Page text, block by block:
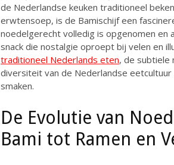
de Nederlandse keuken traditioneel
erwtensoep, is de Bamischijf een
noedelgerecht volledig is opgenomen en
snack die nostalgie oproept bij velen en
traditioneel Nederlands eten, de subtiele
diversiteit van de Nederlandse
smaken.
De Evolutie van
Bami tot Ramen en